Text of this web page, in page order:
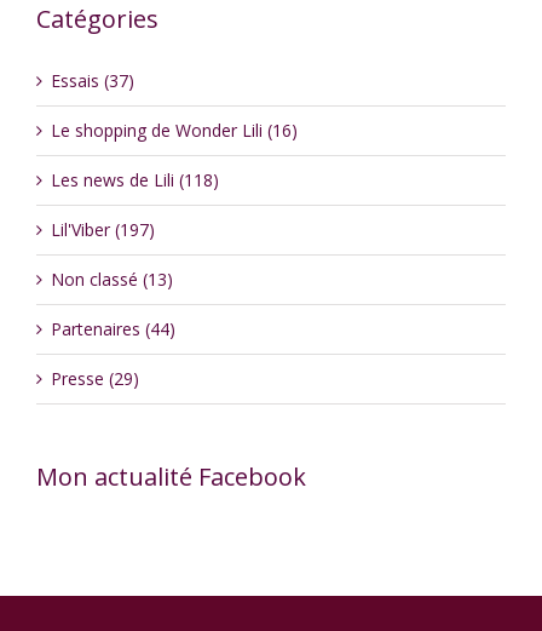
Catégories
Essais (37)
Le shopping de Wonder Lili (16)
Les news de Lili (118)
Lil'Viber (197)
Non classé (13)
Partenaires (44)
Presse (29)
Mon actualité Facebook